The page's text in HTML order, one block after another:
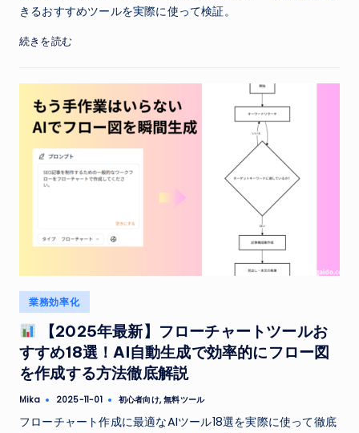
きるおすすめツールを実際に使って検証。
続きを読む
Posted
in
業務効率化
【2025年最新】フローチャートツールお
すすめ18選！AI自動生成で効率的にフロー図
を作成する方法徹底解説
Posted
Mika 2025-11-01
Tags: 初心者向け,無料ツール
フローチャート作成に最適なAIツール18選を実際に使って徹底